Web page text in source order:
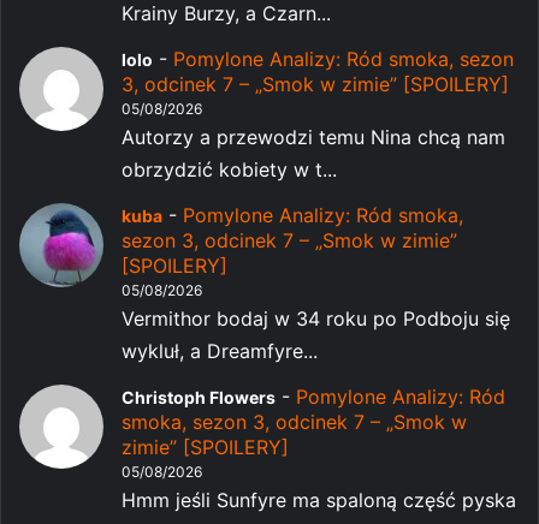
Krainy Burzy, a Czarn...
lolo - Pomylone Analizy: Ród smoka, sezon
3, odcinek 7 – „Smok w zimie” [SPOILERY]
05/08/2026
Autorzy a przewodzi temu Nina chcą nam
obrzydzić kobiety w t...
kuba - Pomylone Analizy: Ród smoka,
sezon 3, odcinek 7 – „Smok w zimie”
[SPOILERY]
05/08/2026
Vermithor bodaj w 34 roku po Podboju się
wykluł, a Dreamfyre...
Christoph Flowers - Pomylone Analizy: Ród
smoka, sezon 3, odcinek 7 – „Smok w
zimie” [SPOILERY]
05/08/2026
Hmm jeśli Sunfyre ma spaloną część pyska